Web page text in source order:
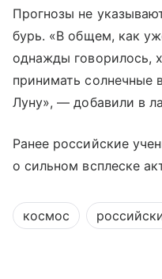
Прогнозы не
бурь. «В общем, как
однажды говорилось,
принимать солнечные
Луну», — добавили в
Ранее российские
о сильном всплеске
космос